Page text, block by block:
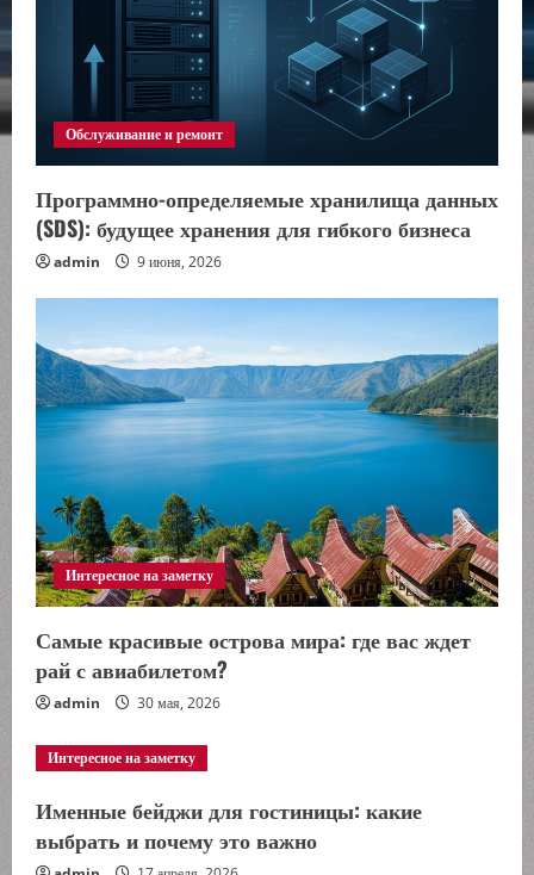
Обслуживание и ремонт
Программно-определяемые хранилища данных
(SDS): будущее хранения для гибкого бизнеса
admin 9 июня, 2026
Интересное на заметку
Самые красивые острова мира: где вас ждет
рай с авиабилетом?
admin 30 мая, 2026
Интересное на заметку
Именные бейджи для гостиницы: какие
выбрать и почему это важно